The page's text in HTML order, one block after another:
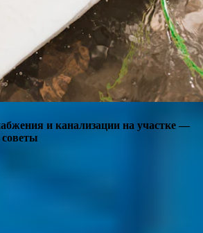
и канализации на участке —